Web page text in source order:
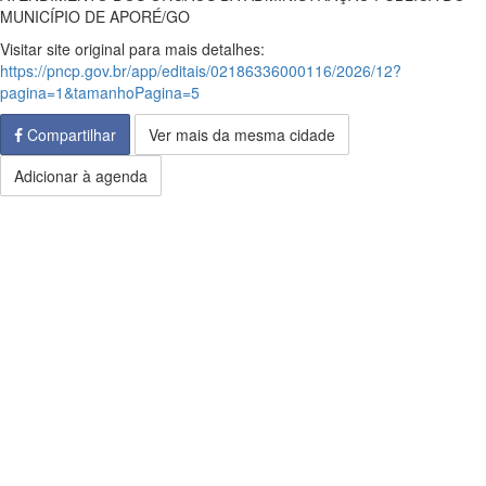
MUNICÍPIO DE APORÉ/GO
Visitar site original para mais detalhes:
https://pncp.gov.br/app/editais/02186336000116/2026/12?
pagina=1&tamanhoPagina=5
Compartilhar
Ver mais da mesma cidade
Adicionar à agenda